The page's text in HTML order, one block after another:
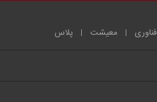
فناوری معیشت پلاس